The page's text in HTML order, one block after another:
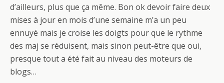
d’ailleurs, plus que ça même. Bon ok devoir faire deux
mises à jour en mois d’une semaine m’a un peu
ennuyé mais je croise les doigts pour que le rythme
des maj se réduisent, mais sinon peut-être que oui,
presque tout a été fait au niveau des moteurs de
blogs…